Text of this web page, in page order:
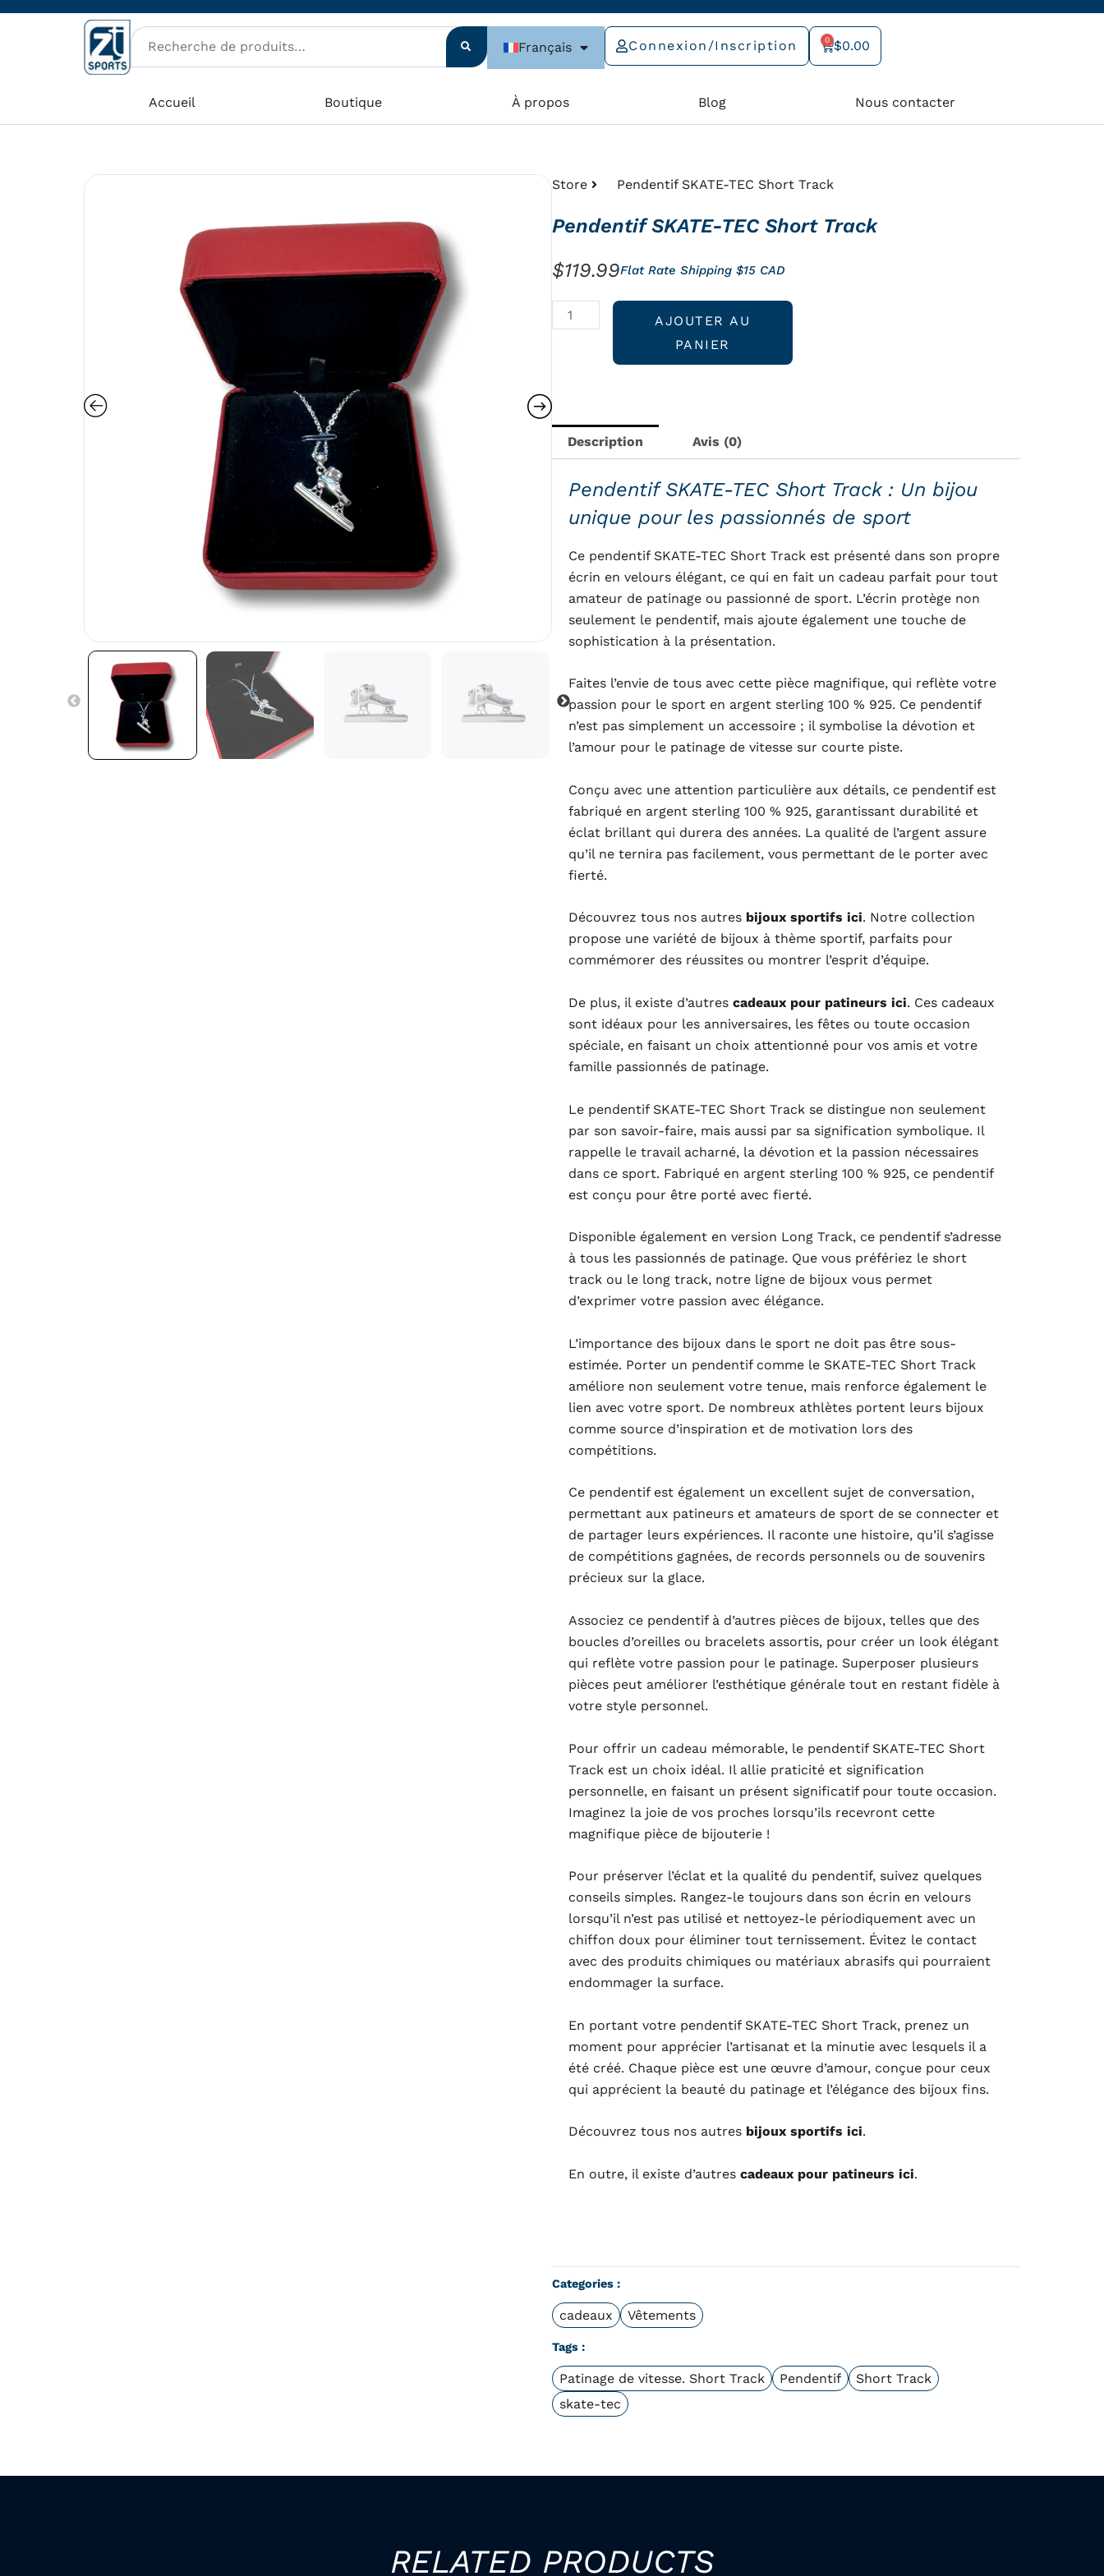
Aller
Français Connexion/Inscription $0.00
0
Panier
Accueil Boutique À propos Blog Nous contacter
Store Pendentif SKATE-TEC Short Track
Pendentif SKATE-TEC Short Track
$119.99Flat Rate Shipping $15 CAD
quantité
de
Track
AJOUTER AU
PANIER
Description Avis (0)
Pendentif SKATE-TEC Short Track : Un bijou
unique pour les passionnés de sport
Ce pendentif SKATE-TEC Short Track est présenté dans son propre
écrin en velours élégant, ce qui en fait un cadeau parfait pour tout
amateur de patinage ou passionné de sport. L’écrin protège non
seulement le pendentif, mais ajoute également une touche de
sophistication à la présentation.
Faites l’envie de tous avec cette pièce magnifique, qui reflète votre
passion pour le sport en argent sterling 100 % 925. Ce pendentif
n’est pas simplement un accessoire ; il symbolise la dévotion et
l’amour pour le patinage de vitesse sur courte piste.
Conçu avec une attention particulière aux détails, ce pendentif est
fabriqué en argent sterling 100 % 925, garantissant durabilité et
éclat brillant qui durera des années. La qualité de l’argent assure
qu’il ne ternira pas facilement, vous permettant de le porter avec
fierté.
Découvrez tous nos autres bijoux sportifs ici. Notre collection
propose une variété de bijoux à thème sportif, parfaits pour
commémorer des réussites ou montrer l’esprit d’équipe.
De plus, il existe d’autres cadeaux pour patineurs ici. Ces cadeaux
sont idéaux pour les anniversaires, les fêtes ou toute occasion
spéciale, en faisant un choix attentionné pour vos amis et votre
famille passionnés de patinage.
Le pendentif SKATE-TEC Short Track se distingue non seulement
par son savoir-faire, mais aussi par sa signification symbolique. Il
rappelle le travail acharné, la dévotion et la passion nécessaires
dans ce sport. Fabriqué en argent sterling 100 % 925, ce pendentif
est conçu pour être porté avec fierté.
Disponible également en version Long Track, ce pendentif s’adresse
à tous les passionnés de patinage. Que vous préfériez le short
track ou le long track, notre ligne de bijoux vous permet
d’exprimer votre passion avec élégance.
L’importance des bijoux dans le sport ne doit pas être sous-
estimée. Porter un pendentif comme le SKATE-TEC Short Track
améliore non seulement votre tenue, mais renforce également le
lien avec votre sport. De nombreux athlètes portent leurs bijoux
comme source d’inspiration et de motivation lors des
compétitions.
Ce pendentif est également un excellent sujet de conversation,
permettant aux patineurs et amateurs de sport de se connecter et
de partager leurs expériences. Il raconte une histoire, qu’il s’agisse
de compétitions gagnées, de records personnels ou de souvenirs
précieux sur la glace.
Associez ce pendentif à d’autres pièces de bijoux, telles que des
boucles d’oreilles ou bracelets assortis, pour créer un look élégant
qui reflète votre passion pour le patinage. Superposer plusieurs
pièces peut améliorer l’esthétique générale tout en restant fidèle à
votre style personnel.
Pour offrir un cadeau mémorable, le pendentif SKATE-TEC Short
Track est un choix idéal. Il allie praticité et signification
personnelle, en faisant un présent significatif pour toute occasion.
Imaginez la joie de vos proches lorsqu’ils recevront cette
magnifique pièce de bijouterie !
Pour préserver l’éclat et la qualité du pendentif, suivez quelques
conseils simples. Rangez-le toujours dans son écrin en velours
lorsqu’il n’est pas utilisé et nettoyez-le périodiquement avec un
chiffon doux pour éliminer tout ternissement. Évitez le contact
avec des produits chimiques ou matériaux abrasifs qui pourraient
endommager la surface.
En portant votre pendentif SKATE-TEC Short Track, prenez un
moment pour apprécier l’artisanat et la minutie avec lesquels il a
été créé. Chaque pièce est une œuvre d’amour, conçue pour ceux
qui apprécient la beauté du patinage et l’élégance des bijoux fins.
Découvrez tous nos autres bijoux sportifs ici.
En outre, il existe d’autres cadeaux pour patineurs ici.
Categories :
cadeaux Vêtements
Tags :
Patinage de vitesse. Short Track Pendentif
Short Track
skate-tec
RELATED PRODUCTS